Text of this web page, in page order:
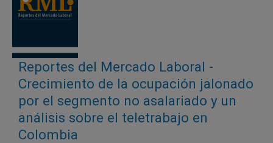
Reportes del Mercado Laboral -
Crecimiento de la ocupación jalonado
por el segmento no asalariado y un
análisis sobre el teletrabajo en
Colombia